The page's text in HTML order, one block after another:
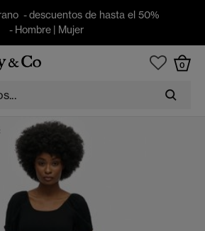
- descuentos de hasta el 50%
- Hombre| Mujer
0